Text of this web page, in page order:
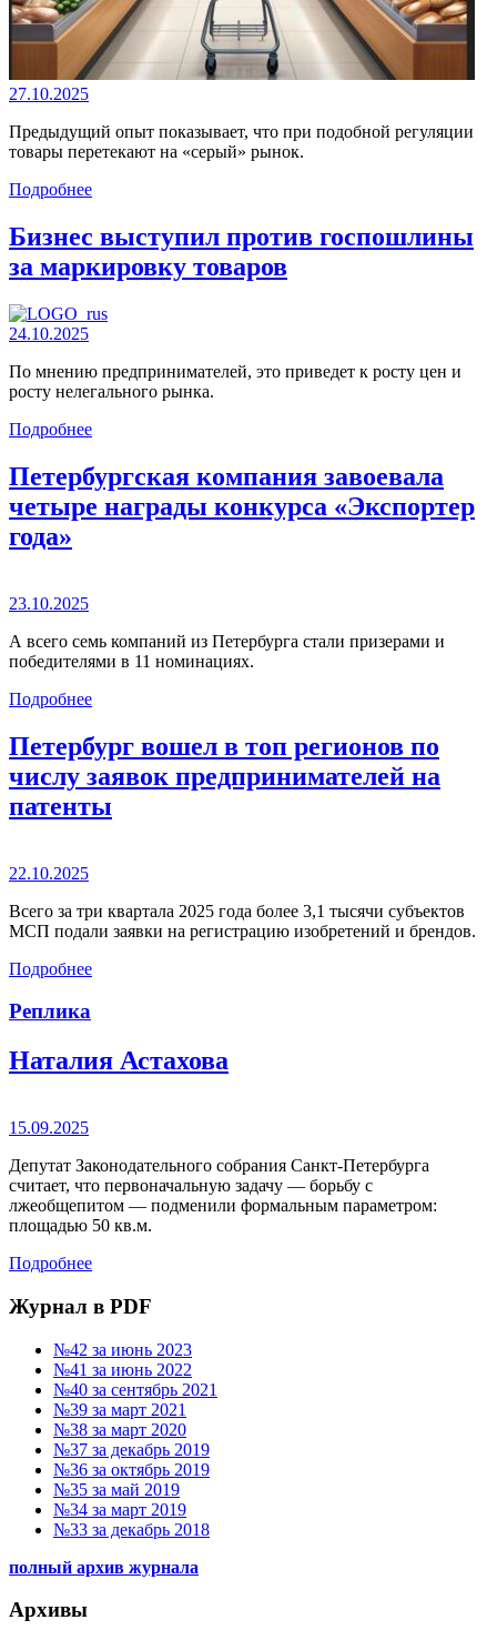
27.10.2025
Предыдущий опыт показывает, что при подобной регуляции
товары перетекают на «серый» рынок.
Подробнее
Бизнес выступил против госпошлины
за маркировку товаров
24.10.2025
По мнению предпринимателей, это приведет к росту цен и
росту нелегального рынка.
Подробнее
Петербургская компания завоевала
четыре награды конкурса «Экспортер
года»
23.10.2025
А всего семь компаний из Петербурга стали призерами и
победителями в 11 номинациях.
Подробнее
Петербург вошел в топ регионов по
числу заявок предпринимателей на
патенты
22.10.2025
Всего за три квартала 2025 года более 3,1 тысячи субъектов
МСП подали заявки на регистрацию изобретений и брендов.
Подробнее
Реплика
Наталия Астахова
15.09.2025
Депутат Законодательного собрания Санкт-Петербурга
считает, что первоначальную задачу — борьбу с
лжеобщепитом — подменили формальным параметром:
площадью 50 кв.м.
Подробнее
Журнал в PDF
№42 за июнь 2023
№41 за июнь 2022
№40 за сентябрь 2021
№39 за март 2021
№38 за март 2020
№37 за декабрь 2019
№36 за октябрь 2019
№35 за май 2019
№34 за март 2019
№33 за декабрь 2018
полный архив журнала
Архивы